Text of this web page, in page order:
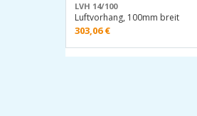
LVH 14/100
Luftvorhang, 100mm breit
303,06€